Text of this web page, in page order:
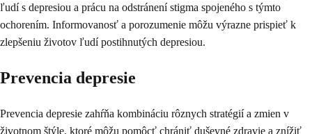
ľudí s depresiou a prácu na odstránení stigma spojeného s týmto
ochorením. Informovanosť a porozumenie môžu výrazne prispieť k
zlepšeniu životov ľudí postihnutých depresiou.
Prevencia depresie
Prevencia depresie zahŕňa kombináciu rôznych stratégií a zmien v
životnom štýle, ktoré môžu pomôcť chrániť duševné zdravie a znížiť